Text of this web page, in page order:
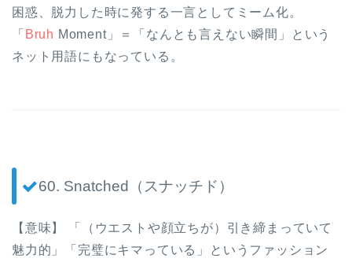
困惑、脱力した時に発する一言としてミーム化。
「 Bruh Moment」＝「なんとも言えない瞬間」という
ネット用語にもなっている。
60. Snatched（スナッチド）
【意味】 「（ウエストや顔立ちが）引き締まっていて
魅力的」「完璧にキマっている」というファッション